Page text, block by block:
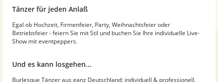
Tänzer für jeden Anlaß
Egal ob Hochzeit, Firmenfeier, Party, Weihnachtsfeier oder
Betriebsfeier - feiern Sie mit Stil und buchen Sie Ihre individuelle Live-
Show mit eventpeppers.
Und es kann losgehen...
Burlesque Tänzer aus ganz Deutschland: individuell & professionell.